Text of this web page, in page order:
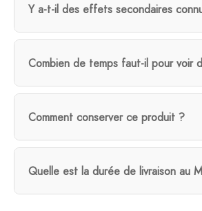
Y a-t-il des effets secondaires
Combien de temps faut-il pour voir
Comment conserver ce produit ?
Quelle est la durée de livraison au